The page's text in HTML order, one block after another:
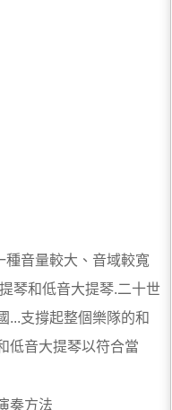
種音量較大、音域較寬
琴和低音大提琴.二十世
...支撐起整個樂隊的和
低音大提琴以符合當
奏方法